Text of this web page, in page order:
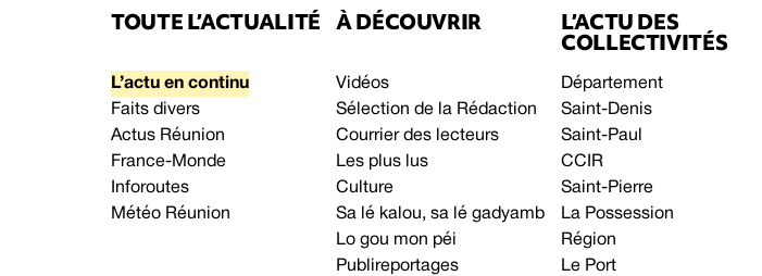
TOUTE L’ACTUALITÉ
L’actu en continu
Faits divers
Actus Réunion
France-Monde
Inforoutes
Météo Réunion
À DÉCOUVRIR
Vidéos
Sélection de la Rédaction
Courrier des lecteurs
Les plus lus
Culture
Sa lé kalou, sa lé gadyamb
Lo gou mon péi
Publireportages
L’ACTU DES
COLLECTIVITÉS
Département
Saint-Denis
Saint-Paul
CCIR
Saint-Pierre
La Possession
Région
Le Port